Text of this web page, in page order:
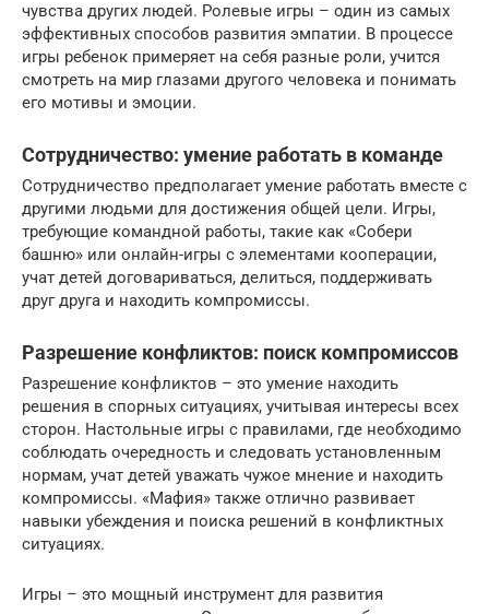
чувства других людей. Ролевые игры – один из самых
эффективных способов развития эмпатии. В процессе
игры ребенок примеряет на себя разные роли, учится
смотреть на мир глазами другого человека и понимать
его мотивы и эмоции.
Сотрудничество: умение работать в команде
Сотрудничество предполагает умение работать вместе с
другими людьми для достижения общей цели. Игры,
требующие командной работы, такие как «Собери
башню» или онлайн-игры с элементами кооперации,
учат детей договариваться, делиться, поддерживать
друг друга и находить компромиссы.
Разрешение конфликтов: поиск компромиссов
Разрешение конфликтов – это умение находить
решения в спорных ситуациях, учитывая интересы всех
сторон. Настольные игры с правилами, где необходимо
соблюдать очередность и следовать установленным
нормам, учат детей уважать чужое мнение и находить
компромиссы. «Мафия» также отлично развивает
навыки убеждения и поиска решений в конфликтных
ситуациях.
Игры – это мощный инструмент для развития